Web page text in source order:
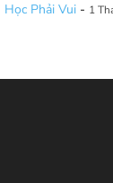
Học Phải Vui - 1